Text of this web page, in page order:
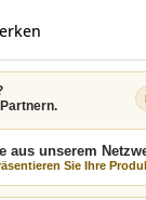
aus unserem
Sie Ihre